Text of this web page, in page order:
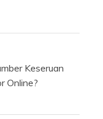
Keseruan
Online?